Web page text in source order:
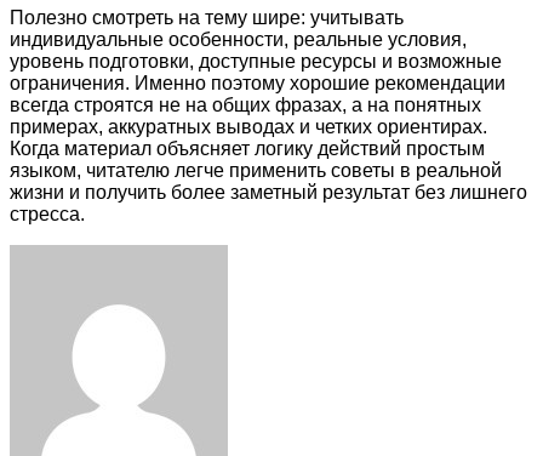
Полезно смотреть на тему шире: учитывать
индивидуальные особенности, реальные условия,
уровень подготовки, доступные ресурсы и возможные
ограничения. Именно поэтому хорошие рекомендации
всегда строятся не на общих фразах, а на понятных
примерах, аккуратных выводах и четких ориентирах.
Когда материал объясняет логику действий простым
языком, читателю легче применить советы в реальной
жизни и получить более заметный результат без лишнего
стресса.